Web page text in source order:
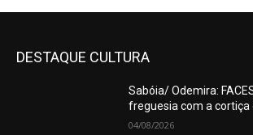
DESTAQUE CULTURA
Sabóia/ Odemira:
freguesia com a cortiça
04/08/2026